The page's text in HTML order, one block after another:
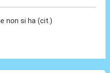
non si ha (cit.)